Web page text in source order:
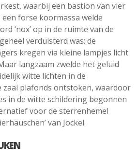
waarbij een bastion van vier
forse koormassa welde
‘nox’ op in de ruimte van de
verduisterd was; de
kregen via kleine lampjes licht
langzaam zwelde het geluid
witte lichten in de
zaal plafonds ontstoken, waardoor
in de witte schildering begonnen
voor de sterrenhemel
van Jockel.